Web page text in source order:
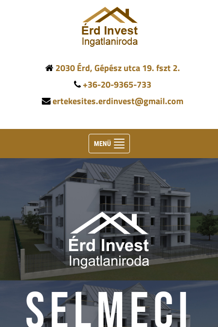
2030 Érd, Gépész utca 19. fszt 2.
+36-20-9365-733
ertekesites.erdinvest@gmail.com
MENÜ
Toggle
navigation
SELMECI